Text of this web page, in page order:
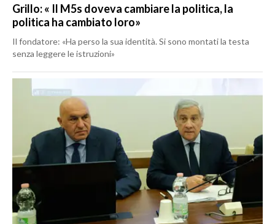
Grillo: « Il M5s doveva cambiare la politica, la
politica ha cambiato loro»
Il fondatore: «Ha perso la sua identità. Si sono montati la testa
senza leggere le istruzioni»